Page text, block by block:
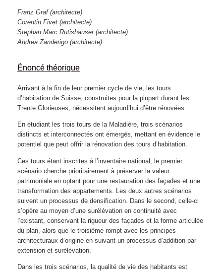
Franz Graf (architecte)
Corentin Fivet (architecte)
Stephan Marc Rutishauser (architecte)
Andrea Zanderigo (architecte)
Énoncé théorique
Arrivant à la fin de leur premier cycle de vie, les tours
d’habitation de Suisse, construites pour la plupart durant les
Trente Glorieuses, nécessitent aujourd’hui d’être rénovées.
En étudiant les trois tours de la Maladière, trois scénarios
distincts et interconnectés ont émergés, mettant en évidence le
potentiel que peut offrir la rénovation des tours d’habitation.
Ces tours étant inscrites à l’inventaire national, le premier
scénario cherche prioritairement à préserver la valeur
patrimoniale en optant pour une restauration des façades et une
transformation des appartements. Les deux autres scénarios
suivent un processus de densification. Dans le second, celle-ci
s’opère au moyen d’une surélévation en continuité avec
l’existant, conservant la rigueur des façades et la forme articulée
du plan, alors que le troisième rompt avec les principes
architecturaux d’origine en suivant un processus d’addition par
extension et surélévation.
Dans les trois scénarios, la qualité de vie des habitants est